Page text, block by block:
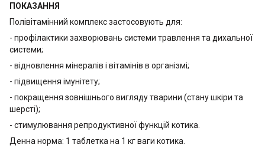
ПОКАЗАННЯ
Полівітамінний комплекс застосовують для:
- профілактики захворювань системи травлення та дихальної
системи;
- відновлення мінералів і вітамінів в організмі;
- підвищення імунітету;
- покращення зовнішнього вигляду тварини (стану шкіри та
шерсті);
- стимулювання репродуктивної функцій котика.
Денна норма: 1 таблетка на 1 кг ваги котика.